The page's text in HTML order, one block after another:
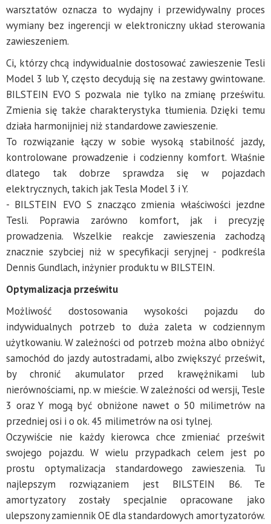
warsztatów oznacza to wydajny i przewidywalny proces
wymiany bez ingerencji w elektroniczny układ sterowania
zawieszeniem.
Ci, którzy chcą indywidualnie dostosować zawieszenie Tesli
Model 3 lub Y, często decydują się na zestawy gwintowane.
BILSTEIN EVO S pozwala nie tylko na zmianę prześwitu.
Zmienia się także charakterystyka tłumienia. Dzięki temu
działa harmonijniej niż standardowe zawieszenie.
To rozwiązanie łączy w sobie wysoką stabilność jazdy,
kontrolowane prowadzenie i codzienny komfort. Właśnie
dlatego tak dobrze sprawdza się w pojazdach
elektrycznych, takich jak Tesla Model 3 i Y.
- BILSTEIN EVO S znacząco zmienia właściwości jezdne
Tesli. Poprawia zarówno komfort, jak i precyzję
prowadzenia. Wszelkie reakcje zawieszenia zachodzą
znacznie szybciej niż w specyfikacji seryjnej - podkreśla
Dennis Gundlach, inżynier produktu w BILSTEIN.
Optymalizacja prześwitu
Możliwość dostosowania wysokości pojazdu do
indywidualnych potrzeb to duża zaleta w codziennym
użytkowaniu. W zależności od potrzeb można albo obniżyć
samochód do jazdy autostradami, albo zwiększyć prześwit,
by chronić akumulator przed krawężnikami lub
nierównościami, np. w mieście. W zależności od wersji, Tesle
3 oraz Y mogą być obniżone nawet o 50 milimetrów na
przedniej osi i o ok. 45 milimetrów na osi tylnej.
Oczywiście nie każdy kierowca chce zmieniać prześwit
swojego pojazdu. W wielu przypadkach celem jest po
prostu optymalizacja standardowego zawieszenia. Tu
najlepszym rozwiązaniem jest BILSTEIN B6. Te
amortyzatory zostały specjalnie opracowane jako
ulepszony zamiennik OE dla standardowych amortyzatorów.